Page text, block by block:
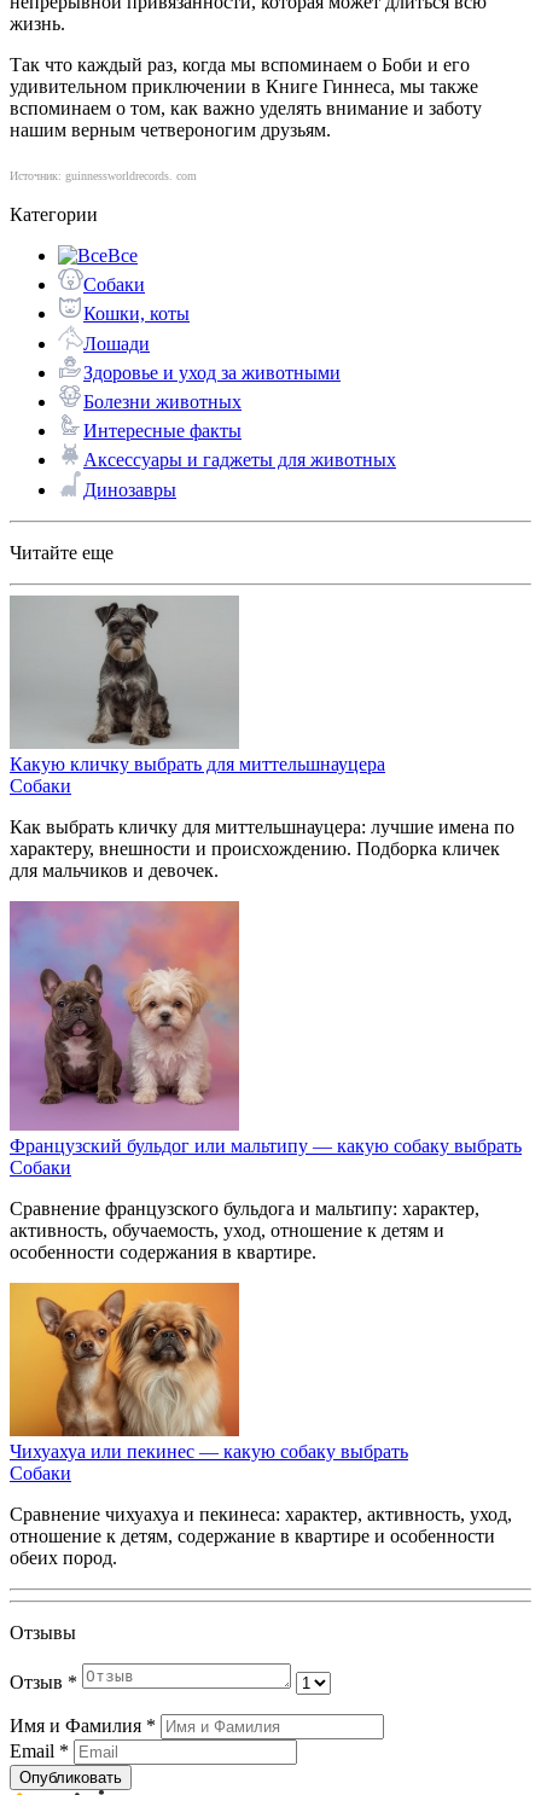
жизнь.
Так что каждый раз, когда мы вспоминаем о Боби и его
удивительном приключении в Книге Гиннеса, мы также
вспоминаем о том, как важно уделять внимание и заботу
нашим верным четвероногим друзьям.
Источник: guinnessworldrecords. com
Категории
Все
Собаки
Кошки, коты
Лошади
Здоровье и уход за животными
Болезни животных
Интересные факты
Аксессуары и гаджеты для животных
Динозавры
Читайте еще
Какую кличку выбрать для миттельшнауцера
Собаки
Как выбрать кличку для миттельшнауцера: лучшие имена по
характеру, внешности и происхождению. Подборка кличек
для мальчиков и девочек.
Французский бульдог или мальтипу — какую собаку выбрать
Собаки
Сравнение французского бульдога и мальтипу: характер,
активность, обучаемость, уход, отношение к детям и
особенности содержания в квартире.
Чихуахуа или пекинес — какую собаку выбрать
Собаки
Сравнение чихуахуа и пекинеса: характер, активность, уход,
отношение к детям, содержание в квартире и особенности
обеих пород.
Отзывы
Отзыв *
Имя и Фамилия *
Email *
Опубликовать